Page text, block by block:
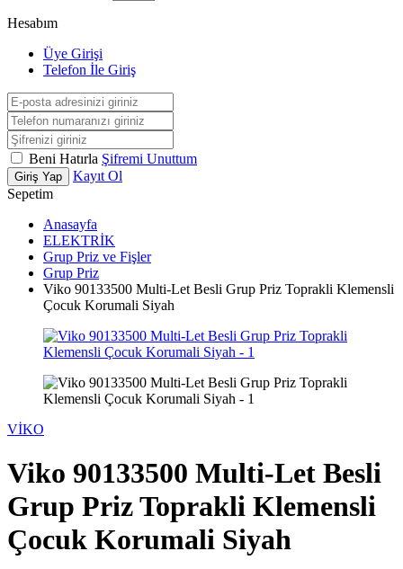
Hesabım
Üye Girişi
Telefon İle Giriş
Beni Hatırla Şifremi Unuttum
Giriş Yap
Kayıt Ol
Sepetim
Anasayfa
ELEKTRİK
Grup Priz ve Fişler
Grup Priz
Viko 90133500 Multi-Let Besli Grup Priz Toprakli Klemensli
Çocuk Korumali Siyah
VİKO
Viko 90133500 Multi-Let Besli
Grup Priz Toprakli Klemensli
Çocuk Korumali Siyah